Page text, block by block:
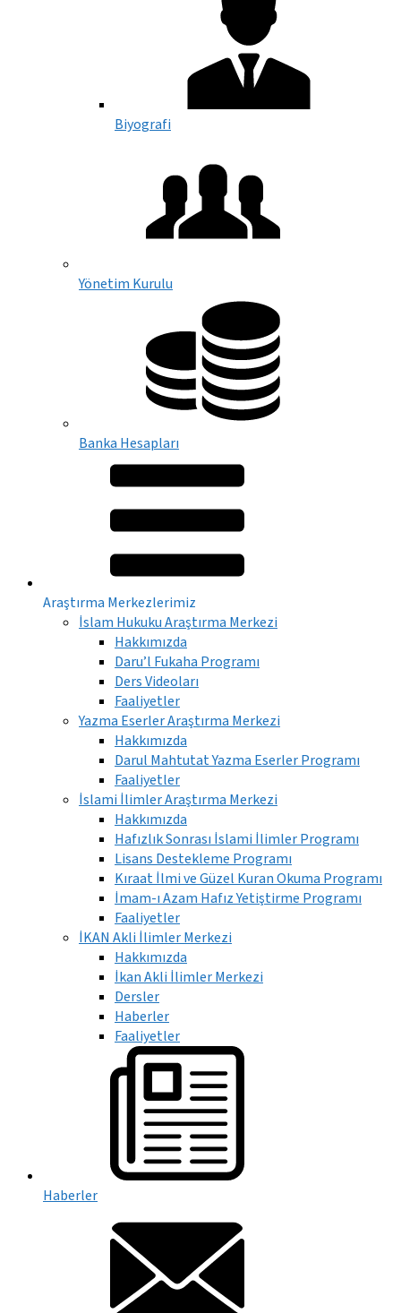
Biyografi
Yönetim Kurulu
Banka Hesapları
Araştırma Merkezlerimiz
İslam Hukuku Araştırma Merkezi
Hakkımızda
Daru’l Fukaha Programı
Ders Videoları
Faaliyetler
Yazma Eserler Araştırma Merkezi
Hakkımızda
Darul Mahtutat Yazma Eserler Programı
Faaliyetler
İslami İlimler Araştırma Merkezi
Hakkımızda
Hafızlık Sonrası İslami İlimler Programı
Lisans Destekleme Programı
Kıraat İlmi ve Güzel Kuran Okuma Programı
İmam-ı Azam Hafız Yetiştirme Programı
Faaliyetler
İKAN Akli İlimler Merkezi
Hakkımızda
İkan Akli İlimler Merkezi
Dersler
Haberler
Faaliyetler
Haberler